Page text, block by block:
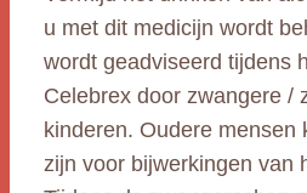
u met dit medicijn wordt
wordt geadviseerd tijdens
Celebrex door zwangere /
kinderen. Oudere mensen
zijn voor bijwerkingen van